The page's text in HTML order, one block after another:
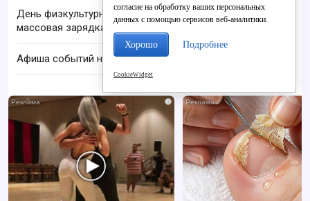
День физкультурника в Кирове: шествие и
массовая зарядка
Афиша событий на выходные 8 и 9 августа
i
согласие на обработку ваших персональных
данных с помощью сервисов веб-аналитики.
Хорошо Подробнее
CookieWidget